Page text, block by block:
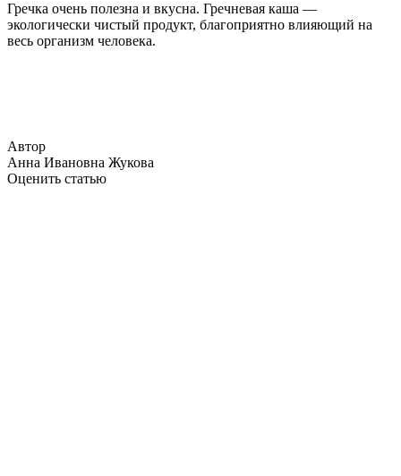
Гречка очень полезна и вкусна. Гречневая каша —
экологически чистый продукт, благоприятно влияющий на
весь организм человека.
Автор
Анна Ивановна Жукова
Оценить статью